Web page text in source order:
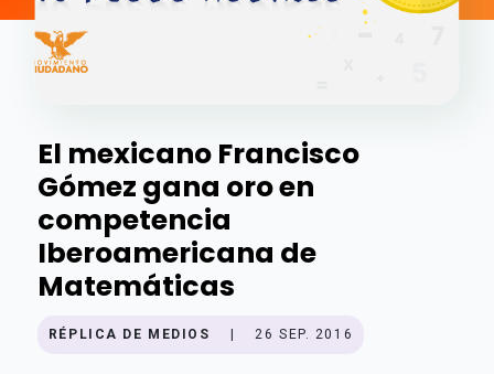
El mexicano Francisco
Gómez gana oro en
competencia
Iberoamericana de
Matemáticas
RÉPLICA DE MEDIOS 26 SEP. 2016